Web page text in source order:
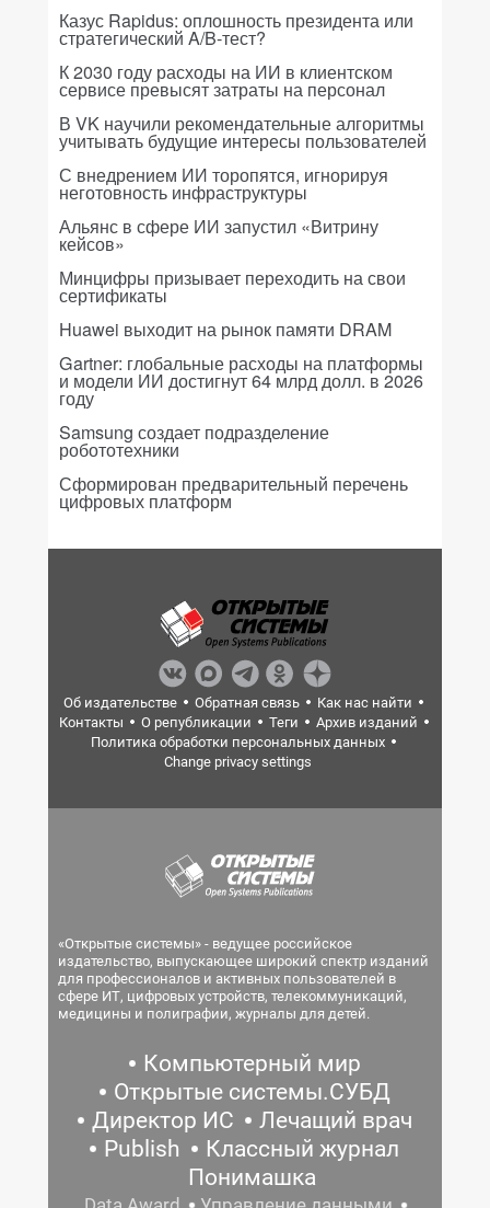
Казус Rapidus: оплошность президента или
стратегический A/B-тест?
К 2030 году расходы на ИИ в клиентском
сервисе превысят затраты на персонал
В VK научили рекомендательные алгоритмы
учитывать будущие интересы пользователей
С внедрением ИИ торопятся, игнорируя
неготовность инфраструктуры
Альянс в сфере ИИ запустил «Витрину
кейсов»
Минцифры призывает переходить на свои
сертификаты
Huawei выходит на рынок памяти DRAM
Gartner: глобальные расходы на платформы
и модели ИИ достигнут 64 млрд долл. в 2026
году
Samsung создает подразделение
робототехники
Сформирован предварительный перечень
цифровых платформ
Об издательстве Обратная связь
Как нас найти
Контакты
О републикации Теги
Архив изданий
Политика обработки персональных данных
Change privacy settings
«Открытые системы» - ведущее российское
издательство, выпускающее широкий спектр изданий
для профессионалов и активных пользователей в
сфере ИТ, цифровых устройств, телекоммуникаций,
медицины и полиграфии, журналы для детей.
Компьютерный мир
Открытые системы.СУБД
Директор ИС
Лечащий врач
Publish
Классный журнал
Понимашка